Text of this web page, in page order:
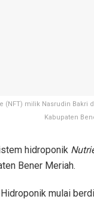
milik Nasrudin Bakri
Kabupaten
hidroponik
Bener Meriah.
mulai